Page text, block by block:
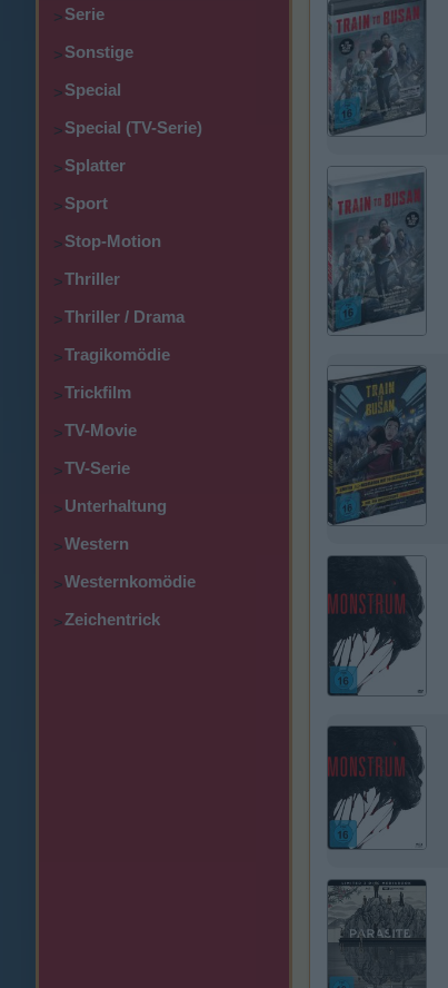
>Serie
>Sonstige
>Special
>Special (TV-Serie)
>Splatter
>Sport
>Stop-Motion
>Thriller
>Thriller / Drama
>Tragikomödie
>Trickfilm
>TV-Movie
>TV-Serie
>Unterhaltung
>Western
>Westernkomödie
>Zeichentrick